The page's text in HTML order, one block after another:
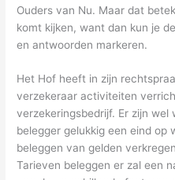
Ouders van Nu. Maar dat
komt kijken, want dan kun je
en antwoorden markeren.
Het Hof heeft in zijn
verzekeraar activiteiten
verzekeringsbedrijf. Er zijn
belegger gelukkig een eind op
beleggen van gelden
Tarieven beleggen er zal een